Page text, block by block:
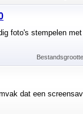
foto's stempelen
dat een